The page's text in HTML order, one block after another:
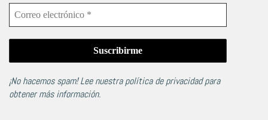
¡No hacemos spam! Lee nuestrapolítica de privacidadpara
obtener más información.